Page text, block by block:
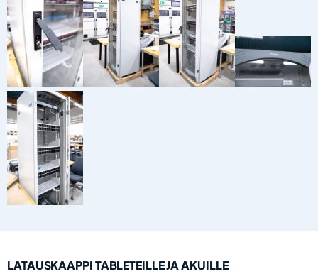
LATAUSKAAPPI TABLETEILLE JA AKUILLE